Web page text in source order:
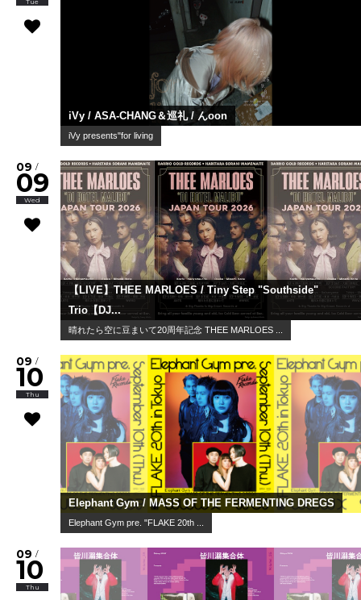
Tue
iVy / ASA-CHANG＆巡礼 / んoon
iVy presents"for living
09 /
09
Wed
【LIVE】THEE MARLOES / Tiny Step "Southside"
Trio【DJ...
晴れたら空に豆まいて20周年記念 THEE MARLOES ...
09 /
10
Thu
Elephant Gym / MASS OF THE FERMENTING DREGS
Elephant Gym pre. "FLAKE 20th ...
09 /
10
Thu